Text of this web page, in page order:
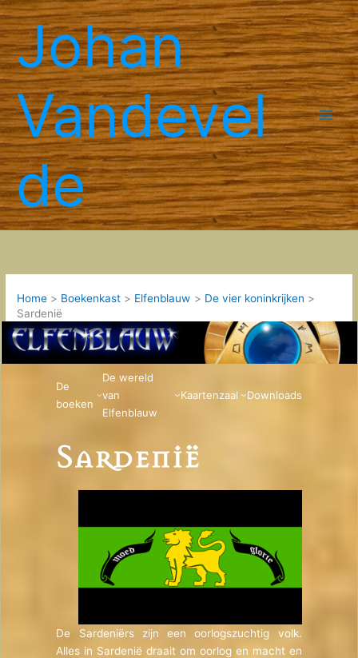
Spring
naar
de
inhoudJohan
Vandevel
de
Home Boekenkast Elfenblauw
De vier koninkrijken
Sardenië
De
boeken
De wereld
van
Elfenblauw
Kaartenzaal Downloads
De Sardeniërs zijn een oorlogszuchtig volk.
Alles in Sardenië draait om oorlog en macht en